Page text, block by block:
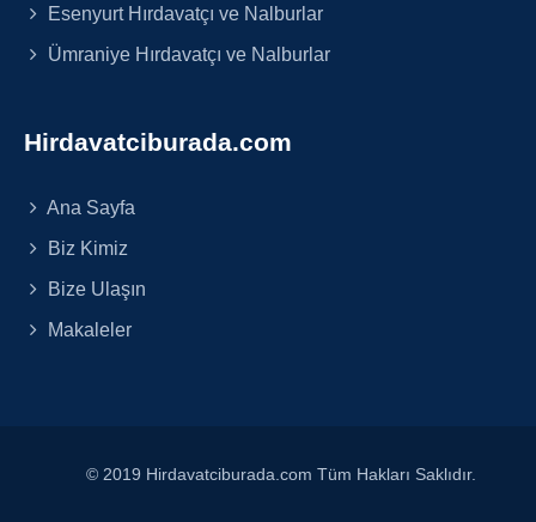
Esenyurt Hırdavatçı ve Nalburlar
Ümraniye Hırdavatçı ve Nalburlar
Hirdavatciburada.com
Ana Sayfa
Biz Kimiz
Bize Ulaşın
Makaleler
© 2019 Hirdavatciburada.com Tüm Hakları Saklıdır.